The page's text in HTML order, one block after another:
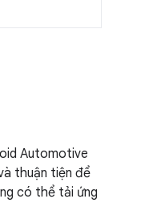
Automotive
thuận tiện để
có thể tải ứng